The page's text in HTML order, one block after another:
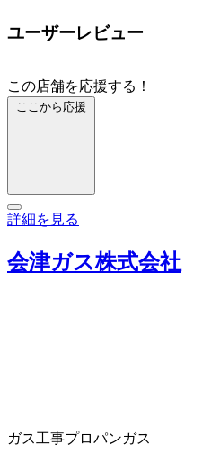
ユーザーレビュー
この店舗を応援する！
ここから応援
詳細を見る
会津ガス株式会社
ガス工事プロパンガス